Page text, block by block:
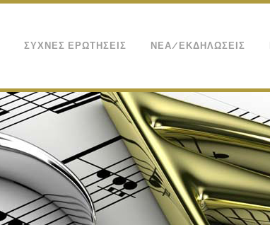
ΣΥΧΝΕΣ ΕΡΩΤΗΣΕΙΣ ΝΕΑ/ΕΚΔΗΛΩΣΕΙΣ